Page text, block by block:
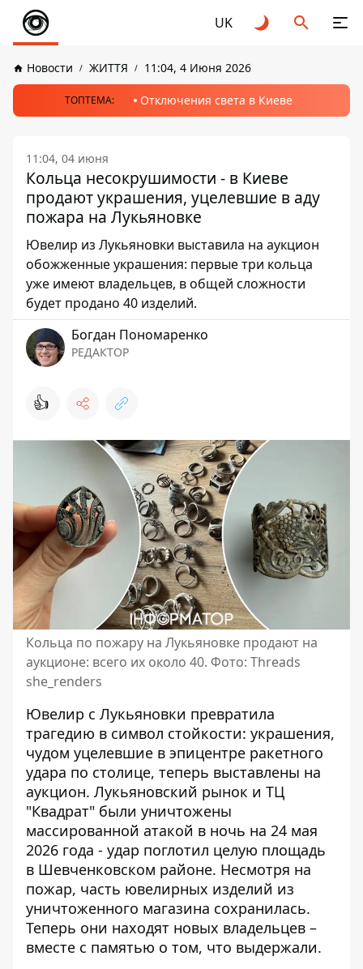
UK
Новости ЖИТТЯ 11:04, 4 Июня 2026
ТОПТЕМА: Отключения света в Киеве
11:04, 04 июня
Кольца несокрушимости - в Киеве
продают украшения, уцелевшие в аду
пожара на Лукьяновке
Ювелир из Лукьяновки выставила на аукцион
обожженные украшения: первые три кольца
уже имеют владельцев, в общей сложности
будет продано 40 изделий.
Богдан Пономаренко
РЕДАКТОР
👍
Кольца по пожару на Лукьяновке продают на
аукционе: всего их около 40. Фото: Threads
she_renders
Ювелир с Лукьяновки превратила
трагедию в символ стойкости: украшения,
чудом уцелевшие в эпицентре ракетного
удара по столице, теперь выставлены на
аукцион. Лукьяновский рынок и ТЦ
"Квадрат" были уничтожены
массированной атакой в ночь на 24 мая
2026 года - удар поглотил целую площадь
в Шевченковском районе. Несмотря на
пожар, часть ювелирных изделий из
уничтоженного магазина сохранилась.
Теперь они находят новых владельцев –
вместе с памятью о том, что выдержали.